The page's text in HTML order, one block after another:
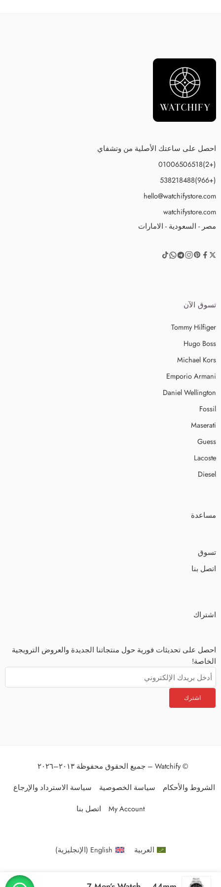
احصل على ساعتك الأصلية من وتشفاي
(+2)01006506518
(+966)538218488
hello@watchifystore.com
watchifystore.com
مصر - السعودية - الامارات
تسوق الآن
Tommy Hilfiger
Hugo Boss
Michael Kors
Emporio Armani
Daniel Wellington
Fossil
Maserati
Guess
Lacoste
Diesel
مساعدة
تسوق
اتصل بنا
اشتراك
احصل على تحديثات فورية حول منتجاتنا الجديدة والعروض الترويجية
الخاصة!
© Watchify – جميع الحقوق محفوظة ٢٠١٣–٢٠٢٦
الشروط والأحكام سياسة الخصوصية سياسة الاسترداد والإرجاع
My Account اتصل بنا
العربية English
(الإنجليزية)